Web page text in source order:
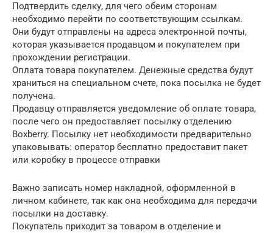
Подтвердить сделку, для чего обеим сторонам
необходимо перейти по соответствующим ссылкам.
Они будут отправлены на адреса электронной почты,
которая указывается продавцом и покупателем при
прохождении регистрации.
Оплата товара покупателем. Денежные средства будут
храниться на специальном счете, пока посылка не будет
получена.
Продавцу отправляется уведомление об оплате товара,
после чего он предоставляет посылку отделению
Boxberry. Посылку нет необходимости предварительно
упаковывать: оператор бесплатно предоставит пакет
или коробку в процессе отправки
Важно записать номер накладной, оформленной в
личном кабинете, так как она необходима для передачи
посылки на доставку.
Покупатель приходит за товаром в отделение и